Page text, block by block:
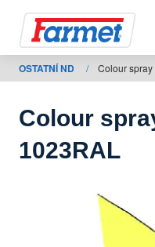
Volver
al
shop
OSTATNÍ ND / Colour spray
Colour
1023RAL